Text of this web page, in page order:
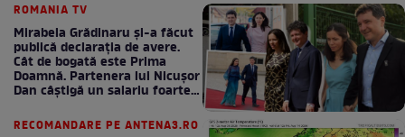
ROMANIA TV
Mirabela Grădinaru și-a făcut
publică declarația de avere.
Cât de bogată este Prima
Doamnă. Partenera lui Nicușor
Dan câștigă un salariu foarte
RECOMANDARE PE ANTENA3.RO